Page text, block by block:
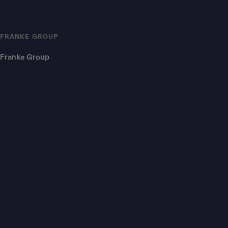
FRANKE GROUP
Franke Group